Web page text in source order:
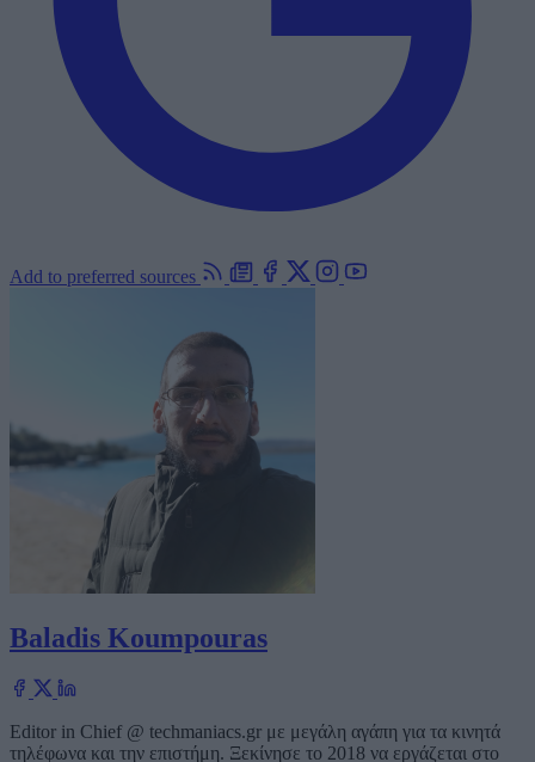
Add to preferred sources
Baladis Koumpouras
Editor in Chief @ techmaniacs.gr με μεγάλη αγάπη για τα κινητά
τηλέφωνα και την επιστήμη. Ξεκίνησε το 2018 να εργάζεται στο